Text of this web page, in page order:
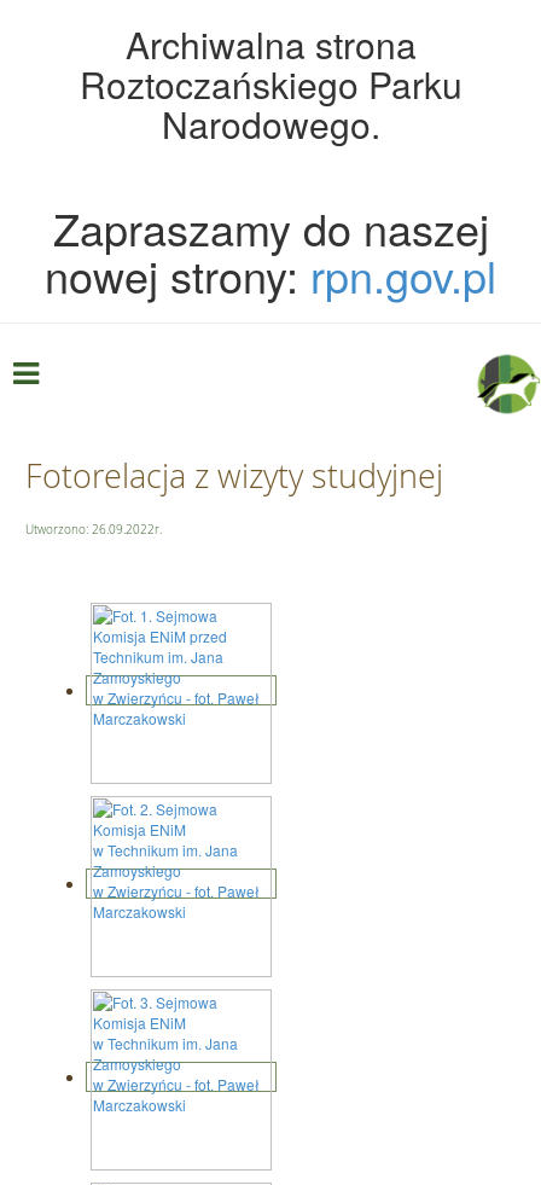
Archiwalna strona
Roztoczańskiego Parku
Narodowego.
Zapraszamy do naszej
nowej strony: rpn.gov.pl
Fotorelacja z wizyty studyjnej
Utworzono: 26.09.2022r.